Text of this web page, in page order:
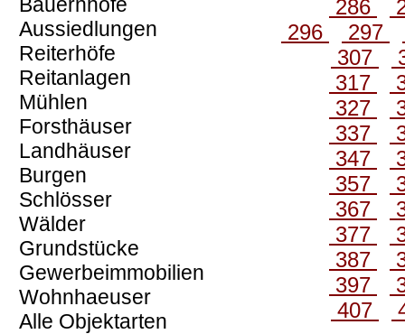
Aussiedlungen
Reiterhöfe
Reitanlagen
Mühlen
Forsthäuser
Landhäuser
Burgen
Schlösser
Wälder
Grundstücke
Gewerbeimmobilien
Wohnhaeuser
Alle Objektarten
286
296
297
307
317
327
337
347
357
367
377
387
397
407